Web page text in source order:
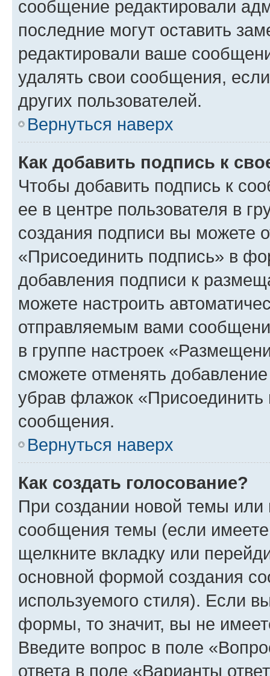
сообщение редактировали
последние могут оставить
редактировали ваше
удалять свои сообщения,
других пользователей.
Вернуться наверх
Как добавить подпись к
Чтобы добавить подпись к
ее в центре пользователя в
создания подписи вы можете
«Присоединить подпись» в
добавления подписи к
можете настроить
отправляемым вами
в группе настроек
сможете отменять
убрав флажок
сообщения.
Вернуться наверх
Как создать голосование?
При создании новой темы или
сообщения темы (если
щелкните вкладку или
основной формой создания
используемого стиля). Если
формы, то значит, вы не
Введите вопрос в поле
ответа в поле «Варианты